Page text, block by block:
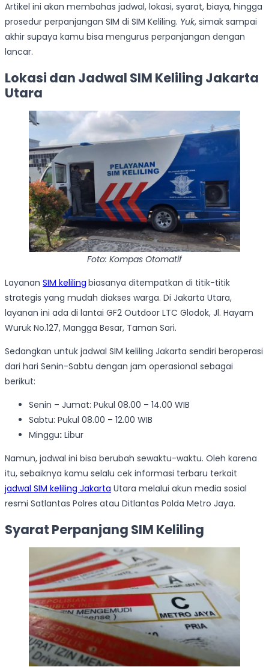
Artikel ini akan membahas jadwal, lokasi, syarat, biaya, hingga
prosedur perpanjangan SIM di SIM Keliling. Yuk, simak sampai
akhir supaya kamu bisa mengurus perpanjangan dengan
lancar.
Lokasi dan Jadwal SIM Keliling Jakarta
Utara
Foto: Kompas Otomatif
Layanan SIM keliling biasanya ditempatkan di titik-titik
strategis yang mudah diakses warga. Di Jakarta Utara,
layanan ini ada di lantai GF2 Outdoor LTC Glodok, Jl. Hayam
Wuruk No.127, Mangga Besar, Taman Sari.
Sedangkan untuk jadwal SIM keliling Jakarta sendiri beroperasi
dari hari Senin-Sabtu dengan jam operasional sebagai
berikut:
Senin – Jumat: Pukul 08.00 – 14.00 WIB
Sabtu: Pukul 08.00 – 12.00 WIB
Minggu: Libur
Namun, jadwal ini bisa berubah sewaktu-waktu. Oleh karena
itu, sebaiknya kamu selalu cek informasi terbaru terkait
jadwal SIM keliling Jakarta Utara melalui akun media sosial
resmi Satlantas Polres atau Ditlantas Polda Metro Jaya.
Syarat Perpanjang SIM Keliling